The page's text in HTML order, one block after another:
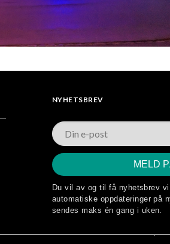
NYHETSBREV
Du vil av og til få nyhetsbrev
automatiske oppdateringer på
sendes maks én gang i uken.